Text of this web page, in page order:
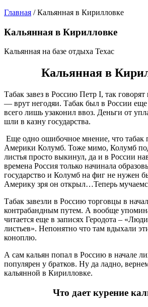
Главная /Кальянная в Кирилловке
Кальянная в Кирилловке
Кальянная на базе отдыха Техас
Кальянная в
Табак завез в Россию Петр I, так
— врут негодяи. Табак был в России еще
всего лишь узаконил ввоз. Деньги от
шли в казну государства.
Еще одно ошибочное мнение, что табак
Америки Колумб. Тоже мимо, Колумб
листья просто выкинул, да и в России
времена Россия только начинала
государство и Колумб на фиг не нужен
Америку зря он открыл…Теперь
Табак завезли в Россию торговцы в
контрабандным путем. А вообще
читается еще в записях Геродота –
листьев». Непонятно что там вдыхали
коноплю.
А сам кальян попал в Россию в начале
популярен у братков. Ну да ладно,
кальянной в Кирилловке.
Что дает курение